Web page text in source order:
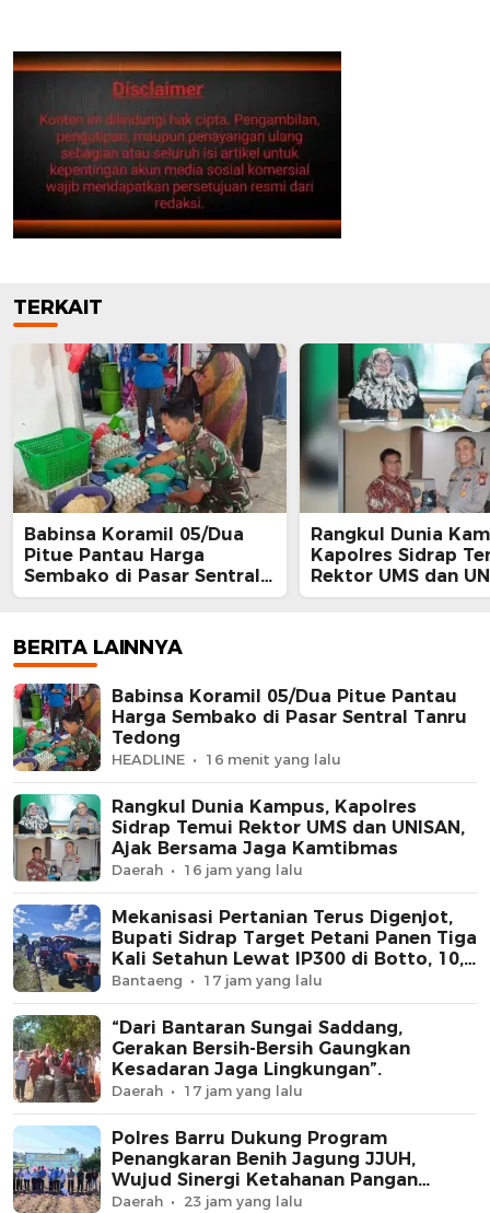
TERKAIT
Babinsa Koramil 05/Dua
Pitue Pantau Harga
Sembako di Pasar Sentral
Tanru Tedong
Rangkul Dunia
Kapolres Sidrap
Rektor UMS dan
Ajak Bersama Jaga
BERITA LAINNYA
Babinsa Koramil 05/Dua Pitue Pantau
Harga Sembako di Pasar Sentral Tanru
Tedong
HEADLINE 16 menit yang lalu
Rangkul Dunia Kampus, Kapolres
Sidrap Temui Rektor UMS dan UNISAN,
Ajak Bersama Jaga Kamtibmas
Daerah 16 jam yang lalu
Mekanisasi Pertanian Terus Digenjot,
Bupati Sidrap Target Petani Panen Tiga
Kali Setahun Lewat IP300 di Botto, 10,5
Hektare Sawah Langsung Diolah
dengan Rotavator dan Traktor
Bantaeng 17 jam yang lalu
“Dari Bantaran Sungai Saddang,
Gerakan Bersih-Bersih Gaungkan
Kesadaran Jaga Lingkungan”.
Daerah 17 jam yang lalu
Polres Barru Dukung Program
Penangkaran Benih Jagung JJUH,
Wujud Sinergi Ketahanan Pangan
Nasional
Daerah 23 jam yang lalu